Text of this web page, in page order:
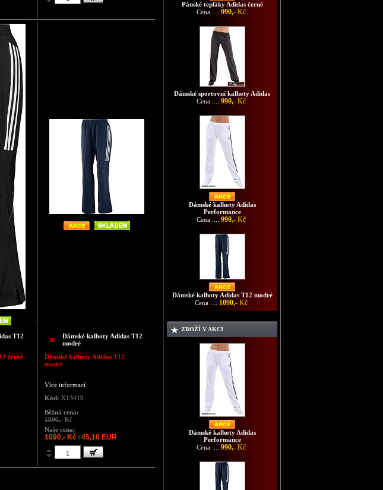
T12
černé
Dámské kalhoty Adidas T12
modré
Dámské kalhoty Adidas T12
modré
Více informací
Kód: X13419
Běžná cena:
1890,- Kč
Naše cena:
1090,- Kč | 45,10 EUR
Pánské tepláky Adidas černé
Cena .... 990,- Kč
Dámské sportovní kalhoty Adidas
Cena .... 990,- Kč
Dámské kalhoty Adidas
Performance
Cena .... 990,- Kč
Dámské kalhoty Adidas T12 modré
Cena .... 1090,- Kč
ZBOŽÍ V AKCI
Dámské kalhoty Adidas
Performance
Cena .... 990,- Kč